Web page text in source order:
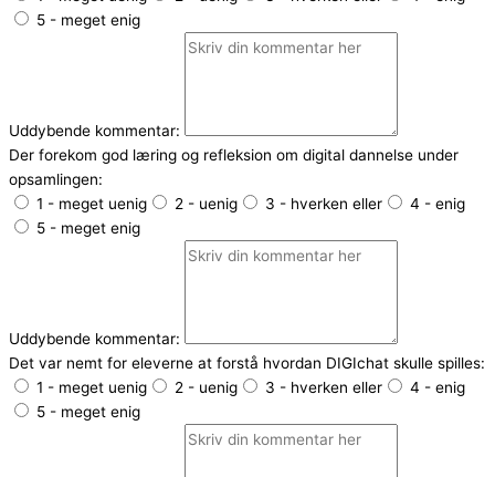
5 - meget enig
Uddybende kommentar:
Der forekom god læring og refleksion om digital dannelse under
opsamlingen:
1 - meget uenig
2 - uenig 3 - hverken eller
4 - enig
5 - meget enig
Uddybende kommentar:
Det var nemt for eleverne at forstå hvordan DIGIchat skulle spilles:
1 - meget uenig
2 - uenig 3 - hverken eller
4 - enig
5 - meget enig